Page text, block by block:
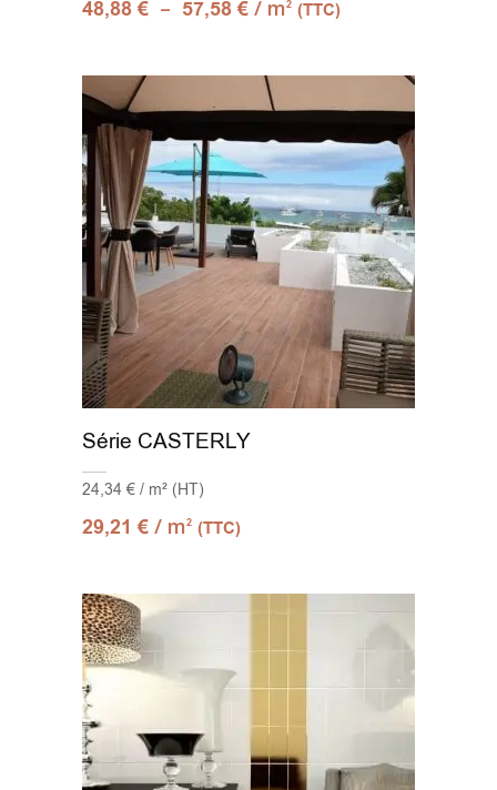
48,88€ – 57,58€ / m2 (TTC)
Série CASTERLY
24,34 € / m² (HT)
29,21€ / m2 (TTC)